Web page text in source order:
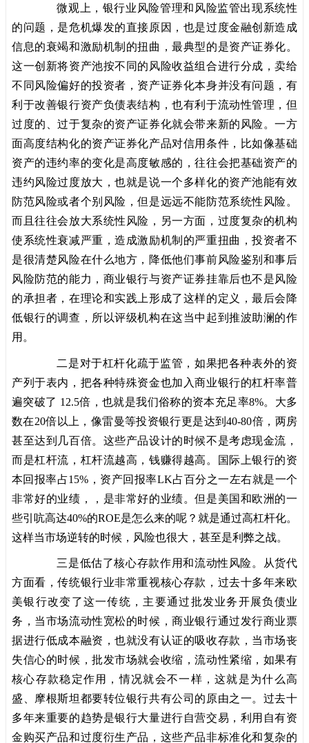
微观上，银行业风险管理和风险监管出现系统性
的问题，是危机爆发的直接原因，也是过度金融创新造成
信息的衰竭和激励机制的扭曲，最典型的是资产证券化。
这一创新将资产池按不同的风险收益组合进行分成，卖给
不同风险偏好的投资者，资产证券化本身并没有问题，有
利于改善银行资产负债表结构，也有利于流动性管理，但
过度的、过于复杂的资产证券化就会带来新的风险。一方
面高度结构化的资产证券化产品对信用条件，比如像基础
资产的违约率的变化是高度敏感的，往往会把基础资产的
违约风险过度放大，也就是说一个多样化的资产池能有效
防范风险或者个别风险，但是远远不能防范系统性风险。
而且往往会放大系统性风险，另一方面，过度复杂的机构
使系统性衰减严重，造成激励机制的严重扭曲，投资者不
是很清楚风险在什么地方，降低他们事前风险鉴别和事后
风险防范的能力，商业银行与资产证券挂靠后也不是风险
的承担者，在理论和实践上形成了这样的定义，最后会降
低银行的调查，所以评级机构在这当中起到推波助澜的作
用。
二是对于杠杆化疏于监管，如果把各种表外的资
产列于表内，把各种特殊资金也加入商业银行的杠杆率普
遍突破了 12.5倍，也就是我们俗称的资本充足率8%。大多
数在20倍以上，像雷曼等投资银行更是达到40-80倍，两房
甚至达到几百倍。这些产品设计的时候不是考虑现金流，
而是杠杆流，杠杆流越高，钱赚得越高。国际上银行的资
本回报率占15%，资产回报率LK占百分之一左右就是一个
非常好的业绩，，是非常好的业绩。但是美国和欧洲的一
些引吭高达40%的ROE是怎么来的呢？就是通过高杠杆化。
这样当市场逆转的时候，风险也很大，甚至是利弊之战。
三是低估了核心存款作用和流动性风险。从货代
方面看，传统银行业非常重视核心存款，过去十多年来欧
美银行改变了这一传统，主要通过批发业务开展负债业
务，当市场流动性宽松的时候，商业银行通过发行商业票
据进行低成本融资，也就没有认证的吸收存款，当市场丧
失信心的时候，批发市场就会收缩，流动性紧缩，如果有
核心存款稳定作用，情况就会不一样，这就是为什么高
盛、摩根斯坦都要转位银行共有公司的原由之一。过去十
多年来重要的趋势是银行大量进行自营交易，利用自有资
金购买产品和过度衍生产品，这些产品非标准化和复杂的